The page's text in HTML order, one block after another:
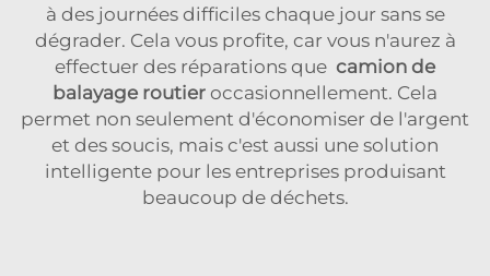
à des journées difficiles chaque jour sans se
dégrader. Cela vous profite, car vous n'aurez à
effectuer des réparations que camion de
balayage routier occasionnellement. Cela
permet non seulement d'économiser de l'argent
et des soucis, mais c'est aussi une solution
intelligente pour les entreprises produisant
beaucoup de déchets.